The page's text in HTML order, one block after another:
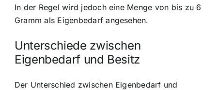
In der Regel wird jedoch eine Menge von bis zu 6
Gramm als Eigenbedarf angesehen.
Unterschiede zwischen
Eigenbedarf und Besitz
Der Unterschied zwischen Eigenbedarf und